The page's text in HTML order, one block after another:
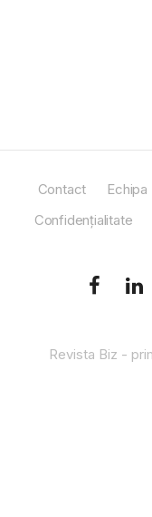
Contact Echipa
Confidențialitate
Revista Biz -